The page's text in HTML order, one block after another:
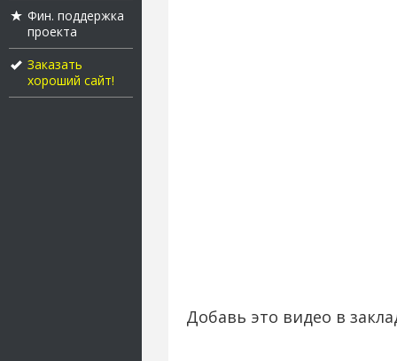
Фин. поддержка
проекта
Заказать
хороший сайт!
Добавь это видео в